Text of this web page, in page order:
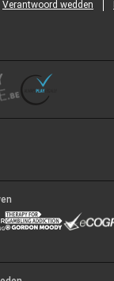
Verantwoord wedden